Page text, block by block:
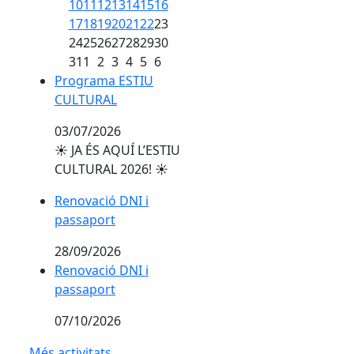
de recuperació ambiental
10111213141516
17181920212223
24252627282930
311 2 3 4 5 6
Programa ESTIU CULTURAL
Programa ESTIU
CULTURAL
03/07/2026
☀️ JA ÉS AQUÍ L’ESTIU
CULTURAL 2026! ☀️
Renovació DNI i passaport
Renovació DNI i
passaport
28/09/2026
Renovació DNI i passaport
Renovació DNI i
passaport
07/10/2026